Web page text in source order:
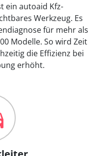
ein autoaid Kfz-
Werkzeug. Es
für mehr als
Modelle. So wird Zeit
die Effizienz bei
erhöht.